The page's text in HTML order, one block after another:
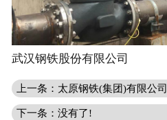
武汉钢铁股份有限公司
上一条：太原钢铁(集团)有限公司
下一条：没有了!